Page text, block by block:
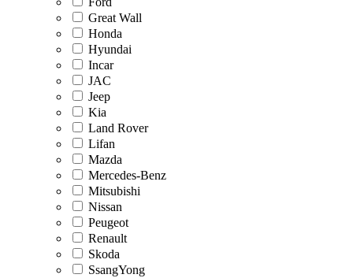
Great Wall
Honda
Hyundai
Incar
JAC
Jeep
Kia
Land Rover
Lifan
Mazda
Mercedes-Benz
Mitsubishi
Nissan
Peugeot
Renault
Skoda
SsangYong